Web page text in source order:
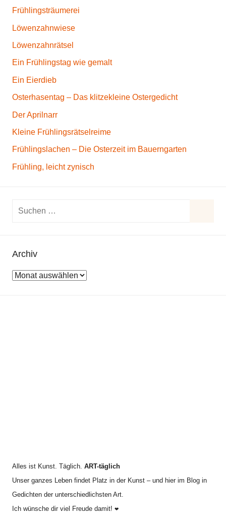
Frühlingsträumerei
Löwenzahnwiese
Löwenzahnrätsel
Ein Frühlingstag wie gemalt
Ein Eierdieb
Osterhasentag – Das klitzekleine Ostergedicht
Der Aprilnarr
Kleine Frühlingsrätselreime
Frühlingslachen – Die Osterzeit im Bauerngarten
Frühling, leicht zynisch
n
Archiv
A
Alles ist Kunst. Täglich. ART-täglich
Unser ganzes Leben findet Platz in der Kunst – und hier im Blog in
Gedichten der unterschiedlichsten Art.
Ich wünsche dir viel Freude damit! ❤